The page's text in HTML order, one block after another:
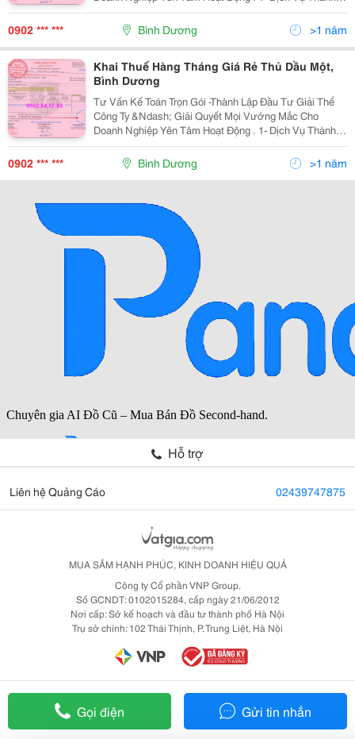
Lập Văn Phòng Đại Diện Cho Thương Nhân Nước
Ngoài. Công Ty 100% Vốn Nước Ngoài, Công Ty Liên
0902 *** *** Bình Dương >1 năm
Khai Thuế Hàng Tháng Giá Rẻ Thủ Dầu Một,
Bình Dương
Tư Vấn Kế Toán Trọn Gói -Thành Lập Đầu Tư Giải Thể
Công Ty &Ndash; Giải Quyết Mọi Vướng Mắc Cho
Doanh Nghiệp Yên Tâm Hoạt Động . 1- Dịch Vụ Thành
Lập Văn Phòng Đại Diện Cho Thương Nhân Nước
Ngoài. Công Ty 100% Vốn Nước Ngoài, Công Ty Liên
0902 *** *** Bình Dương >1 năm
Gọi điện Gửi tin nhắn
Hỗ trợ
Liên hệ Quảng Cáo 02439747875
MUA SẮM HẠNH PHÚC, KINH DOANH HIỆU QUẢ
Công ty Cổ phần VNP Group.
Số GCNDT: 0102015284, cấp ngày 21/06/2012
Nơi cấp: Sở kế hoạch và đầu tư thành phố Hà Nội
Trụ sở chính: 102 Thái Thịnh, P. Trung Liệt, Hà Nội